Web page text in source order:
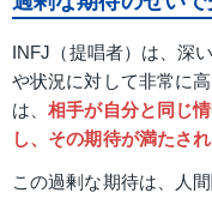
INFJ（提唱者）は、深
や状況に対して非常に
は、相手が自分と同じ
し、その期待が満たさ
この過剰な期待は、人